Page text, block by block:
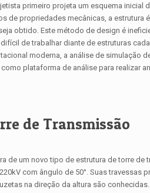
primeiro projeta um esquema inicial
de propriedades mecânicas, a estrutura
obtido. Este método de design é
de trabalhar diante de estruturas
moderna, a análise de simulação
plataforma de análise para realizar
de Transmissão
de um novo tipo de estrutura de torre de
com ângulo de 50°. Suas travessas
na direção da altura são